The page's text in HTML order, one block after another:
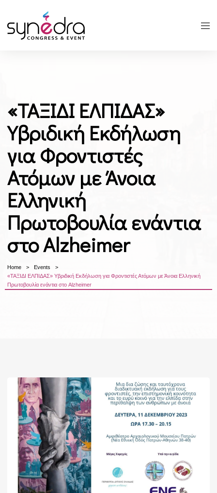
«ΤΑΞIΔΙ ΕΛΠIΔΑΣ»
Υβριδική Εκδήλωση
για Φροντιστές
Ατόμων με Άνοια
Ελληνική
Πρωτοβουλία ενάντια
στο Alzheimer
Home
Events
«ΤΑΞIΔΙ ΕΛΠIΔΑΣ» Υβριδική Εκδήλωση για Φροντιστές Ατόμων με Άνοια Ελληνική
Πρωτοβουλία ενάντια στο Alzheimer